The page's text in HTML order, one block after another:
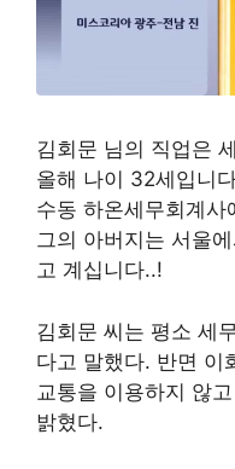
김회문 님의 직업은
올해 나이 32세입니
수동 하온세무회계
그의 아버지는 서울
고 계십니다..!
김회문 씨는 평소 세
다고 말했다. 반면 이
교통을 이용하지 않
밝혔다.